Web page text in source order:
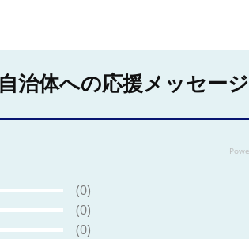
自治体への応援メッセージ
(0)
(0)
(0)